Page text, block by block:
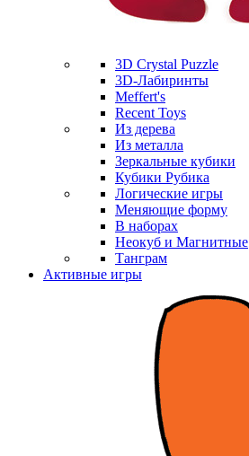
3D Crystal Puzzle
3D-Лабиринты
Meffert's
Recent Toys
Из дерева
Из металла
Зеркальные кубики
Кубики Рубика
Логические игры
Меняющие форму
В наборах
Неокуб и Магнитные
Танграм
Активные игры